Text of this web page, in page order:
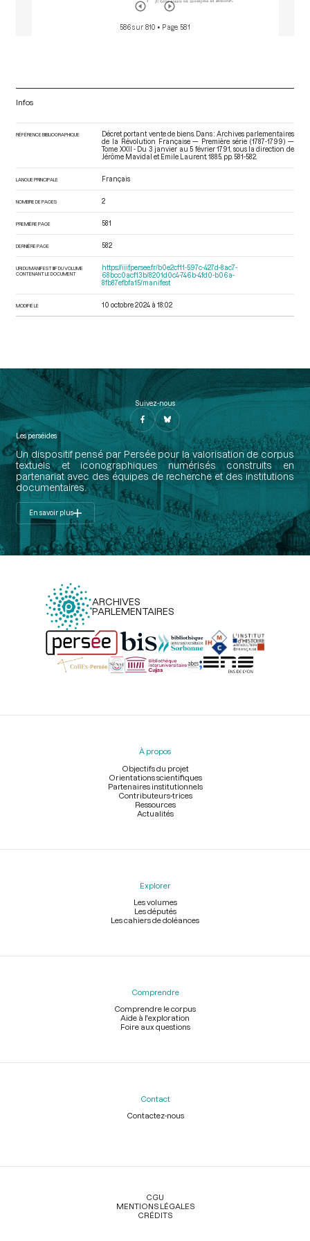
586 sur 810 • Page 581
Infos
RÉFÉRENCE BIBLIOGRAPHIQUE
Décret portant vente de biens. Dans : Archives parlementaires
de la Révolution Française — Première série (1787-1799) —
Tome XXII - Du 3 janvier au 5 février 1791 , sous la direction de
Jérôme Mavidal et Emile Laurent. 1885. pp. 581-582.
LANGUE PRINCIPALE Français
NOMBRE DE PAGES 2
PREMIÈRE PAGE 581
DERNIÈRE PAGE 582
URI DU MANIFEST IIIF DU VOLUME
CONTENANT LE DOCUMENT
https://iiif.persee.fr/b0e2cf11-597c-427d-8ac7-
68bcc0acf13b/8201d0c4-746b-4fd0-b06a-
8fb87efbfa15/manifest
MODIFIÉ LE 10 octobre 2024 à 18:02
Suivez-nous
Les perséides
Un dispositif pensé par Persée pour la valorisation de corpus
textuels et iconographiques numérisés construits en
partenariat avec des équipes de recherche et des institutions
documentaires.
En savoir plus
ARCHIVES
PARLEMENTAIRES
Menu
À propos
Objectifs du projet
Orientations scientifiques
Partenaires institutionnels
Contributeurs-trices
Ressources
Actualités
Explorer
Les volumes
Les députés
Les cahiers de doléances
Comprendre
Comprendre le corpus
Aide à l'exploration
Foire aux questions
Contact
Contactez-nous
Légal
CGU
MENTIONS LÉGALES
CRÉDITS